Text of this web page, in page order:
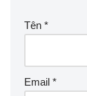
Tên *
Email *